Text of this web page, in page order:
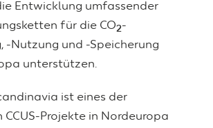
Entwicklung umfassender
für die CO2-
-Nutzung und -Speicherung
unterstützen.
ist eines der
CCUS-Projekte in Nordeuropa